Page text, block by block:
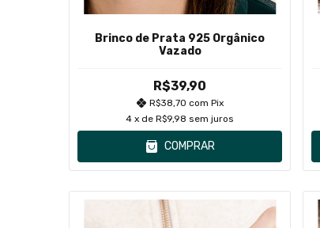
Brinco de Prata 925 Orgânico
Vazado
R$39,90
R$38,70 com Pix
4 x deR$9,98 sem juros
COMPRAR